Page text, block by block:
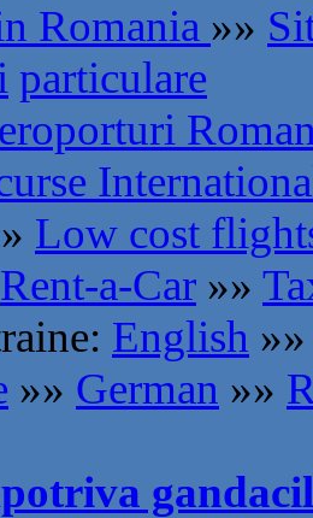
Romania »»
particulare
Low cost
Rent-a-Car »»
English »»
»» German »»